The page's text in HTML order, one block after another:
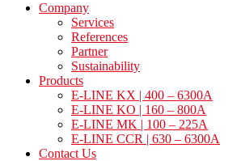
Company
Services
References
Partner
Sustainability
Products
E-LINE KX | 400 – 6300A
E-LINE KO | 160 – 800A
E-LINE MK | 100 – 225A
E-LINE CCR | 630 – 6300A
Contact Us